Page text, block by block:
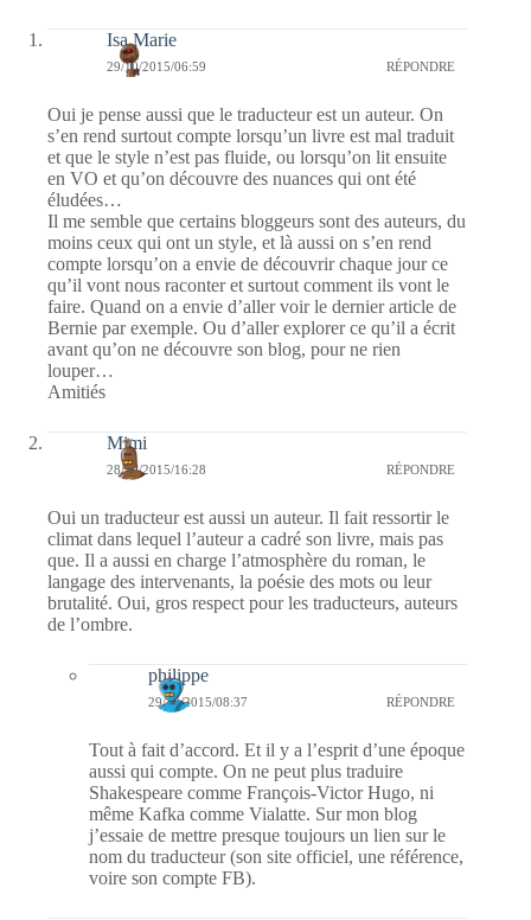
Isa Marie
29/10/2015/06:59 RÉPONDRE
Oui je pense aussi que le traducteur est un auteur. On
s’en rend surtout compte lorsqu’un livre est mal traduit
et que le style n’est pas fluide, ou lorsqu’on lit ensuite
en VO et qu’on découvre des nuances qui ont été
éludées…
Il me semble que certains bloggeurs sont des auteurs, du
moins ceux qui ont un style, et là aussi on s’en rend
compte lorsqu’on a envie de découvrir chaque jour ce
qu’il vont nous raconter et surtout comment ils vont le
faire. Quand on a envie d’aller voir le dernier article de
Bernie par exemple. Ou d’aller explorer ce qu’il a écrit
avant qu’on ne découvre son blog, pour ne rien
louper…
Amitiés
Mimi
28/10/2015/16:28 RÉPONDRE
Oui un traducteur est aussi un auteur. Il fait ressortir le
climat dans lequel l’auteur a cadré son livre, mais pas
que. Il a aussi en charge l’atmosphère du roman, le
langage des intervenants, la poésie des mots ou leur
brutalité. Oui, gros respect pour les traducteurs, auteurs
de l’ombre.
philippe
29/10/2015/08:37 RÉPONDRE
Tout à fait d’accord. Et il y a l’esprit d’une époque
aussi qui compte. On ne peut plus traduire
Shakespeare comme François-Victor Hugo, ni
même Kafka comme Vialatte. Sur mon blog
j’essaie de mettre presque toujours un lien sur le
nom du traducteur (son site officiel, une référence,
voire son compte FB).